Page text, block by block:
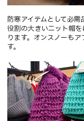
防寒アイテムとして必
役割の大きいニット帽
ります。オンスノーも
す。